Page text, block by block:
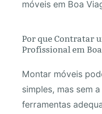
móveis em Boa
Por que Contratar
Profissional em
Montar móveis
simples, mas sem
ferramentas